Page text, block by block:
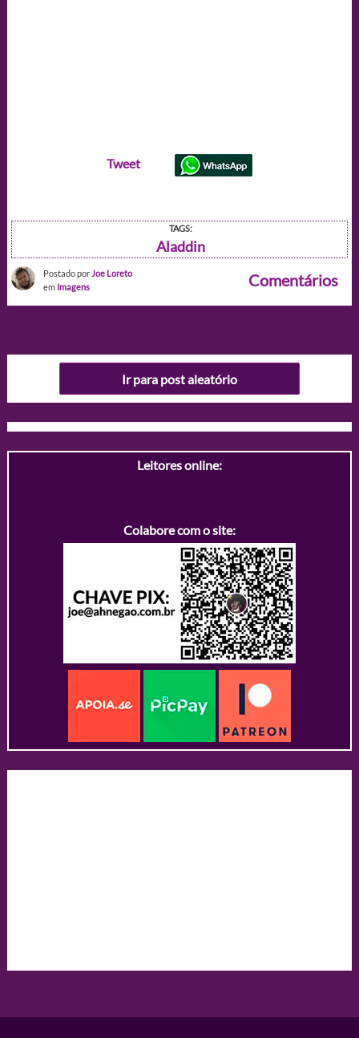
Tweet
TAGS:
Aladdin
Postado por Joe Loreto
em Imagens Comentários
Ir para post aleatório
Leitores online:
Colabore com o site: